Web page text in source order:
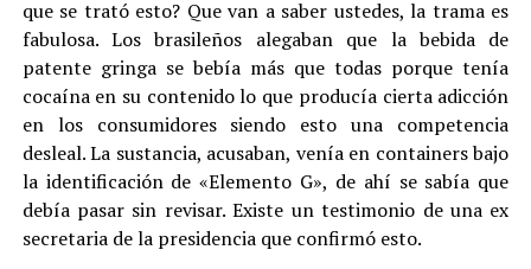
que se trató esto? Que van a saber ustedes, la trama es
fabulosa. Los brasileños alegaban que la bebida de
patente gringa se bebía más que todas porque tenía
cocaína en su contenido lo que producía cierta adicción
en los consumidores siendo esto una competencia
desleal. La sustancia, acusaban, venía en containers bajo
la identificación de «Elemento G», de ahí se sabía que
debía pasar sin revisar. Existe un testimonio de una ex
secretaria de la presidencia que confirmó esto.